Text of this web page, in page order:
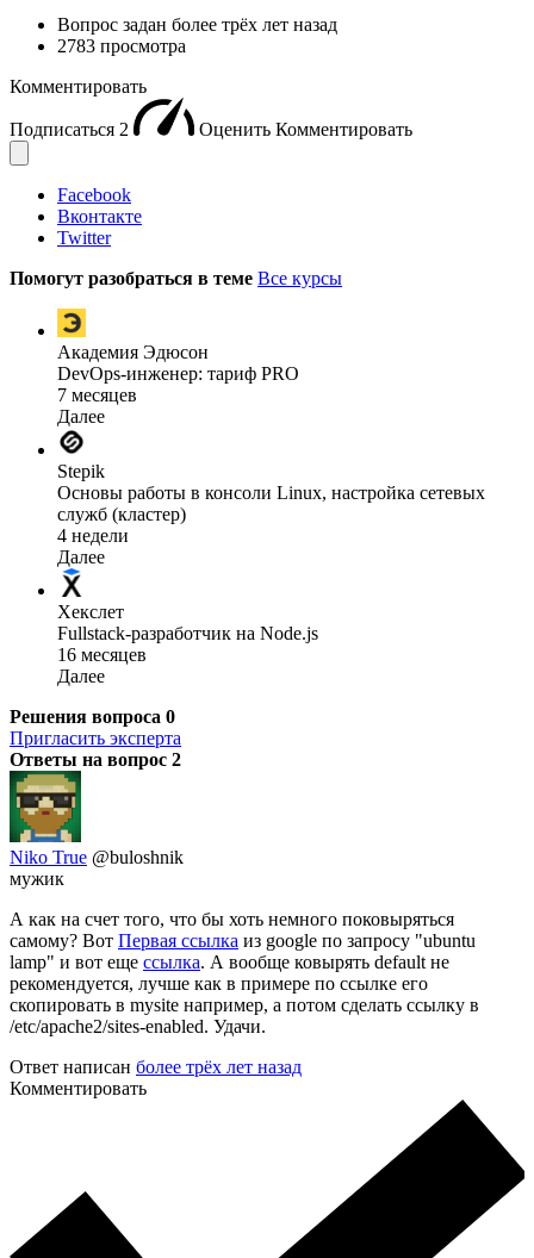
Вопрос задан более трёх лет назад
2783 просмотра
Комментировать
Подписаться 2 Оценить Комментировать
Facebook
Вконтакте
Twitter
Помогут разобраться в теме Все курсы
Академия Эдюсон
DevOps-инженер: тариф PRO
7 месяцев
Далее
Stepik
Основы работы в консоли Linux, настройка сетевых
служб (кластер)
4 недели
Далее
Хекслет
Fullstack-разработчик на Node.js
16 месяцев
Далее
Решения вопроса 0
Пригласить эксперта
Ответы на вопрос 2
Niko True @buloshnik
мужик
А как на счет того, что бы хоть немного поковыряться
самому? Вот Первая ссылка из google по запросу "ubuntu
lamp" и вот еще ссылка. А вообще ковырять default не
рекомендуется, лучше как в примере по ссылке его
скопировать в mysite например, а потом сделать ссылку в
/etc/apache2/sites-enabled. Удачи.
Ответ написан более трёх лет назад
Комментировать